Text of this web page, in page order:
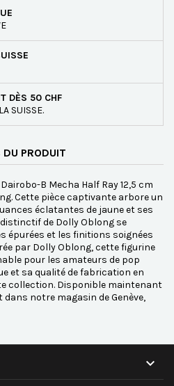
DÈS 50 CHF
SUISSE.
DU PRODUIT
B Mecha Half Ray 12,5 cm
Cette pièce captivante arbore un
éclatantes de jaune et ses
de Dolly Oblong se
épurées et les finitions soignées
par Dolly Oblong, cette figurine
pour les amateurs de pop
et sa qualité de fabrication en
collection. Disponible maintenant
notre magasin de Genève,
